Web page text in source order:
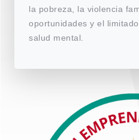
la pobreza, la violencia
oportunidades y el
salud mental.